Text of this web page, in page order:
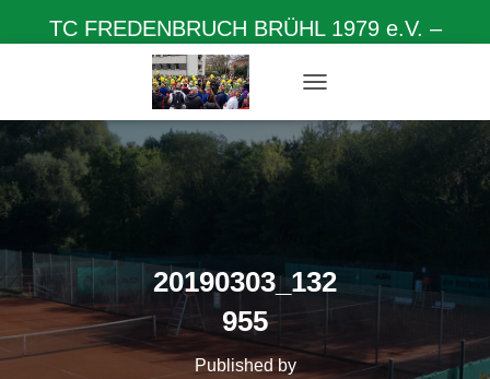
TC FREDENBRUCH BRÜHL 1979 e.V. –
Herzlich willkommen auf unserer Homepage
A
V
I
G
O
N
S
20190303_132
955
Published by